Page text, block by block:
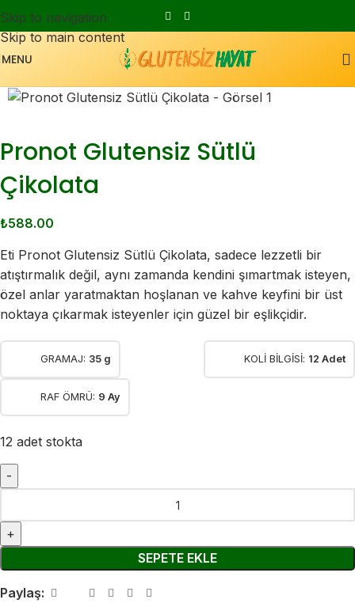
Skip to navigation
Skip to main content
MENU
Pronot Glutensiz Sütlü
Çikolata
₺588.00
Eti Pronot Glutensiz Sütlü Çikolata, sadece lezzetli bir
atıştırmalık değil, aynı zamanda kendini şımartmak isteyen,
özel anlar yaratmaktan hoşlanan ve kahve keyfini bir üst
noktaya çıkarmak isteyenler için güzel bir eşlikçidir.
GRAMAJ: 35 g KOLİ BİLGİSİ: 12 Adet
RAF ÖMRÜ: 9 Ay
12 adet stokta
SEPETE EKLE
Paylaş: